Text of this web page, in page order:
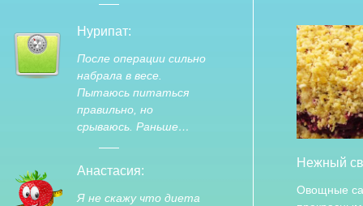
Нурипат:
После операции сильно
набрала в весе.
Пытаюсь питаться
правильно, но
срываюсь. Раньше…
Анастасия:
Я не скажу что диета
Нежный
Овощные